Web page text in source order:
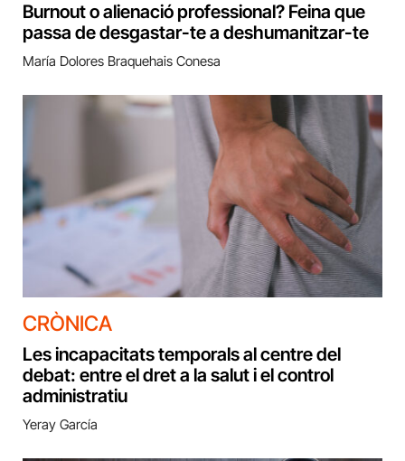
Burnout o alienació professional? Feina que
passa de desgastar-te a deshumanitzar-te
María Dolores Braquehais Conesa
CRÒNICA
Les incapacitats temporals al centre del
debat: entre el dret a la salut i el control
administratiu
Yeray García